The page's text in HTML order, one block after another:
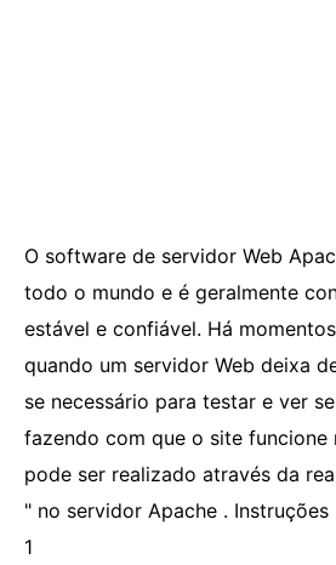
O software de servidor Web
todo o mundo e é geralmente
estável e confiável. Há
quando um servidor Web deixa
se necessário para testar e ver
fazendo com que o site funcione
pode ser realizado através da
" no servidor Apache . Instruções
1